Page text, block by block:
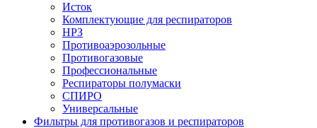
Исток
Комплектующие для респираторов
НРЗ
Противоаэрозольные
Противогазовые
Профессиональные
Респираторы полумаски
СПИРО
Универсальные
Фильтры для противогазов и респираторов